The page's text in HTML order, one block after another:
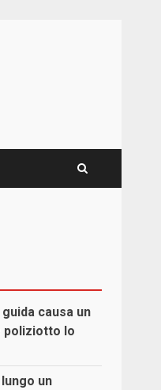
causa un
poliziotto lo
un